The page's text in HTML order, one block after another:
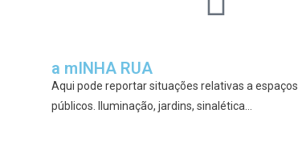
a mINHA RUA
Aqui pode reportar situações relativas a espaços
públicos. Iluminação, jardins, sinalética…